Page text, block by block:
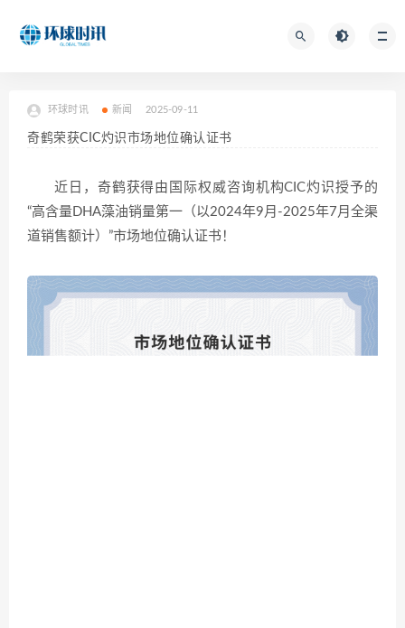
环球时讯 新闻 2025-09-11
奇鹤荣获CIC灼识市场地位确认证书
近日，奇鹤获得由国际权威咨询机构CIC灼识授予的
“高含量DHA藻油销量第一（以2024年9月-2025年7月全渠
道销售额计）”市场地位确认证书！